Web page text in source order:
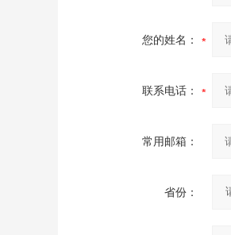
您的姓名：
联系电话：
常用邮箱：
省份：